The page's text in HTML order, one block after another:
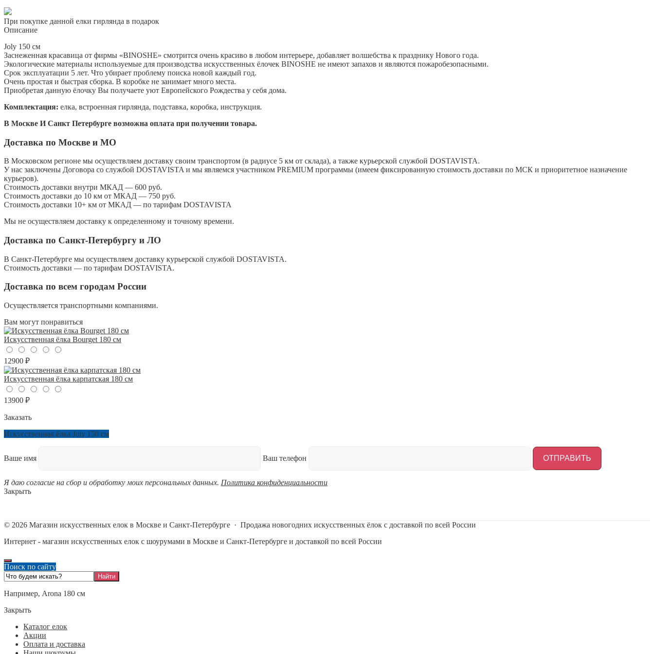
При покупке данной елки гирлянда в подарок
Описание
Joly 150 см
Заснеженная красавица от фирмы «BINOSHE» смотрится очень красиво в любом интерьере, добавляет волшебства к празднику Нового года.
Экологические материалы используемые для производства искусственных ёлочек BINOSHE не имеют запахов и являются пожаробезопасными.
Срок эксплуатации 5 лет. Что убирает проблему поиска новой каждый год.
Очень простая и быстрая сборка. В коробке не занимает много места.
Приобретая данную ёлочку Вы получаете уют Европейского Рождества у себя дома.
Комплектация: елка, встроенная гирлянда, подставка, коробка, инструкция.
В Москве И Санкт Петербурге возможна оплата при получении товара.
Доставка по Москве и МО
В Московском регионе мы осуществляем доставку своим транспортом (в радиусе 5 км от склада), а также курьерской службой DOSTAVISTA.
У нас заключены Договора со службой DOSTAVISTA и мы являемся участником PREMIUM программы (имеем фиксированную стоимость доставки по МСК и приоритетное назначение
курьеров).
Стоимость доставки внутри МКАД — 600 руб.
Стоимость доставки до 10 км от МКАД — 750 руб.
Стоимость доставки 10+ км от МКАД — по тарифам DOSTAVISTA
Мы не осуществляем доставку к определенному и точному времени.
Доставка по Санкт-Петербургу и ЛО
В Санкт-Петербурге мы осуществляем доставку курьерской службой DOSTAVISTA.
Стоимость доставки — по тарифам DOSTAVISTA.
Доставка по всем городам России
Осуществляется транспортными компаниями.
Вам могут понравиться
Искусственная ёлка Bourget 180 см
12900 ₽
Искусственная ёлка карпатская 180 см
13900 ₽
Заказать
Искусственная ёлка Joly 150 см
Ваше имя Ваш телефон
Я даю согласие на сбор и обработку моих персональных данных. Политика конфиденциальности
Закрыть
© 2026 Магазин искусственных елок в Москве и Санкт-Петербурге · Продажа новогодних искусственных ёлок с доставкой по всей России
Интернет - магазин искусственных елок с шоурумами в Москве и Санкт-Петербурге и доставкой по всей России
Поиск по сайту
Например, Arona 180 см
Закрыть
Каталог елок
Акции
Оплата и доставка